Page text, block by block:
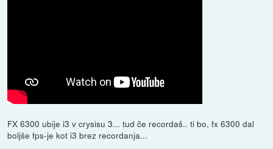
FX 6300 ubije i3 v crysisu 3... tud če recordaš.. ti bo, fx 6300 dal
boljše fps-je kot i3 brez recordanja...